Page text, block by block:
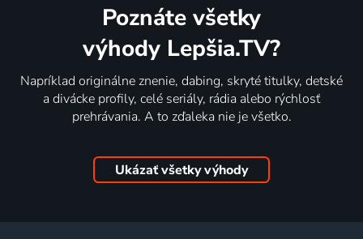
Poznáte všetky
výhody Lepšia.TV?
Napríklad originálne znenie, dabing, skryté titulky, detské
a divácke profily, celé seriály, rádia alebo rýchlosť
prehrávania. A to zďaleka nie je všetko.
Ukázať všetky výhody